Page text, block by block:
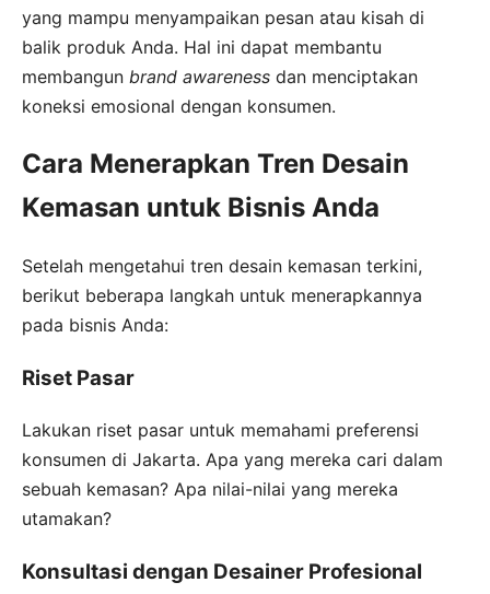
yang mampu menyampaikan pesan atau kisah di
balik produk Anda. Hal ini dapat membantu
membangun brand awareness dan menciptakan
koneksi emosional dengan konsumen.
Cara Menerapkan Tren Desain
Kemasan untuk Bisnis Anda
Setelah mengetahui tren desain kemasan terkini,
berikut beberapa langkah untuk menerapkannya
pada bisnis Anda:
Riset Pasar
Lakukan riset pasar untuk memahami preferensi
konsumen di Jakarta. Apa yang mereka cari dalam
sebuah kemasan? Apa nilai-nilai yang mereka
utamakan?
Konsultasi dengan Desainer Profesional